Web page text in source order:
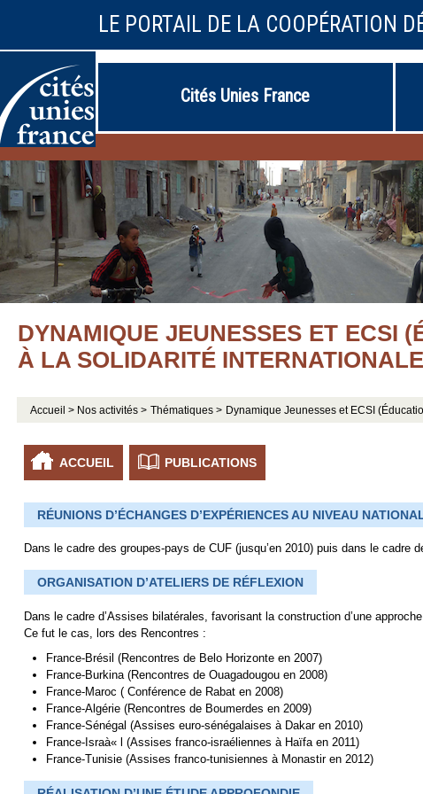
LE PORTAIL DE LA COOPÉRATION
Cités Unies France
DYNAMIQUE JEUNESSES ET ECSI
À LA SOLIDARITÉ
Accueil > Nos activités > Thématiques > Dynamique Jeunesses et ECSI
ACCUEIL PUBLICATIONS
RÉUNIONS D’ÉCHANGES D’EXPÉRIENCES AU NIVEAU
Dans le cadre des groupes-pays de CUF (jusqu’en 2010) puis dans le cadre
ORGANISATION D’ATELIERS DE RÉFLEXION
Dans le cadre d’Assises bilatérales, favorisant la construction d’une
Ce fut le cas, lors des Rencontres :
France-Brésil (Rencontres de Belo Horizonte en 2007)
France-Burkina (Rencontres de Ouagadougou en 2008)
France-Maroc ( Conférence de Rabat en 2008)
France-Algérie (Rencontres de Boumerdes en 2009)
France-Sénégal (Assises euro-sénégalaises à Dakar en 2010)
France-Israà« l (Assises franco-israéliennes à Haïfa en 2011)
France-Tunisie (Assises franco-tunisiennes à Monastir en 2012)